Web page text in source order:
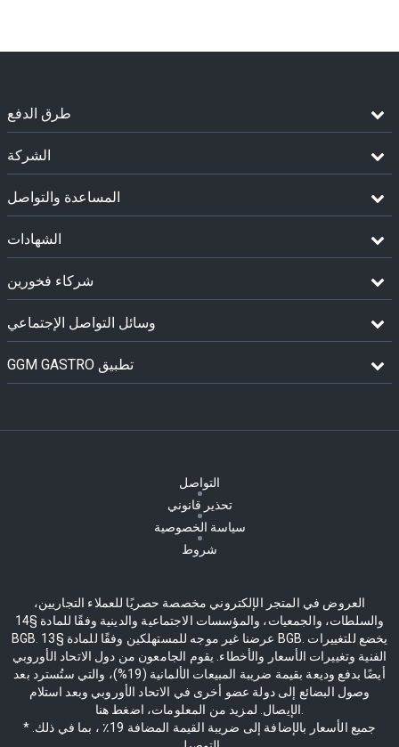
طرق الدفع
الشركة
المساعدة والتواصل
الشهادات
شركاء فخورين
وسائل التواصل الإجتماعي
GGM GASTRO تطبيق
التواصل
تحذير قانوني
سياسة الخصوصية
شروط
العروض في المتجر الإلكتروني مخصصة حصريًا للعملاء التجاريين،
والسلطات، والجمعيات، والمؤسسات الاجتماعية والدينية وفقًا للمادة §14
BGB. عرضنا غير موجه للمستهلكين وفقًا للمادة §13 BGB. يخضع للتغييرات
الفنية وتغييرات الأسعار والأخطاء. يقوم الجامعون من دول الاتحاد الأوروبي
أيضًا بدفع وديعة بقيمة ضريبة المبيعات الألمانية (19%)، والتي ستُسترد بعد
وصول البضائع إلى دولة عضو أخرى في الاتحاد الأوروبي وبعد استلام
* جميع الأسعار بالإضافة إلى ضريبة القيمة المضافة 19٪ ، بما في ذلك.